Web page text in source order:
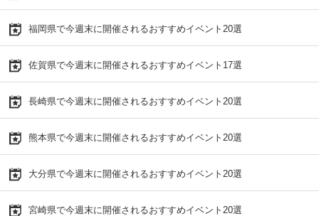
福岡県で今週末に開催されるおすすめイベント20選
佐賀県で今週末に開催されるおすすめイベント17選
長崎県で今週末に開催されるおすすめイベント20選
熊本県で今週末に開催されるおすすめイベント20選
大分県で今週末に開催されるおすすめイベント20選
宮崎県で今週末に開催されるおすすめイベント20選